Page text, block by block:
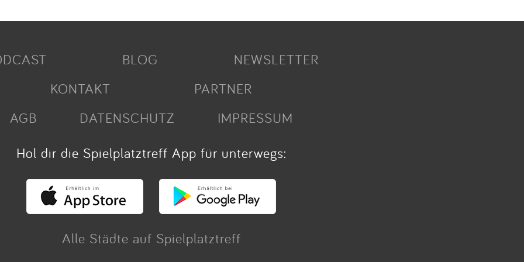
BLOG
NEWSLETTER
KONTAKT
PARTNER
AGB
DATENSCHUTZ
IMPRESSUM
Hol dir die Spielplatztreff App für unterwegs:
Alle Städte auf Spielplatztreff